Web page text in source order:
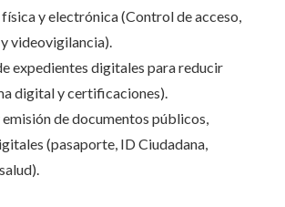
y electrónica (Control de acceso,
videovigilancia).
expedientes digitales para reducir
digital y certificaciones).
de documentos públicos,
(pasaporte, ID Ciudadana,